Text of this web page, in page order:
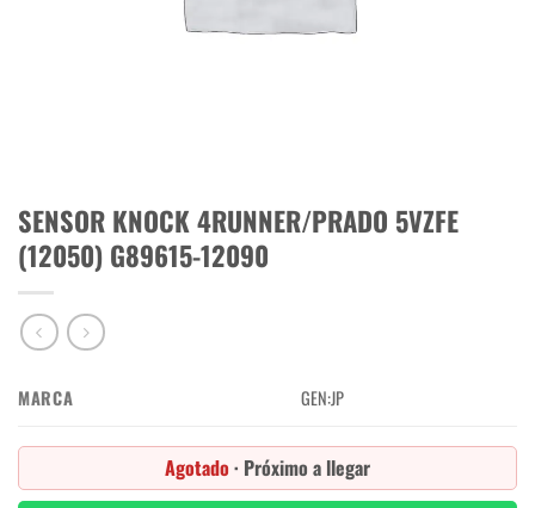
SENSOR KNOCK 4RUNNER/PRADO 5VZFE
(12050) G89615-12090
MARCA GEN:JP
Agotado · Próximo a llegar